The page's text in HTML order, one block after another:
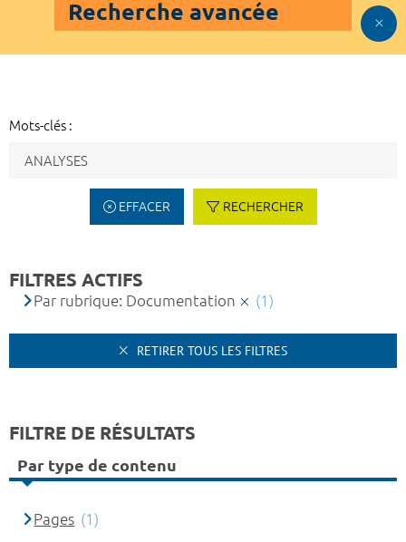
Recherche avancée
Mots-clés :
EFFACER RECHERCHER
FILTRES ACTIFS
Par rubrique: Documentation (1)
RETIRER TOUS LES FILTRES
FILTRE DE RÉSULTATS
Par type de contenu
Pages (1)